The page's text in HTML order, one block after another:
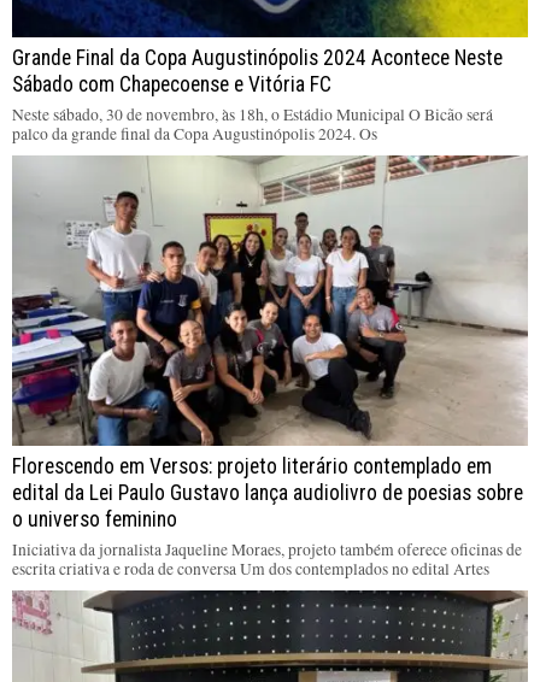
Grande Final da Copa Augustinópolis 2024 Acontece Neste
Sábado com Chapecoense e Vitória FC
Neste sábado, 30 de novembro, às 18h, o Estádio Municipal O Bicão será
palco da grande final da Copa Augustinópolis 2024. Os
Florescendo em Versos: projeto literário contemplado em
edital da Lei Paulo Gustavo lança audiolivro de poesias sobre
o universo feminino
Iniciativa da jornalista Jaqueline Moraes, projeto também oferece oficinas de
escrita criativa e roda de conversa Um dos contemplados no edital Artes